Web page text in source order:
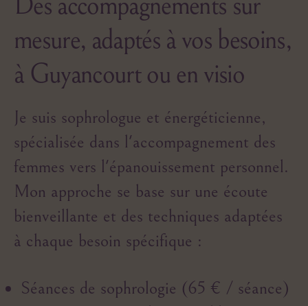
mesure, adaptés à vos besoins,
à Guyancourt ou en visio
Je suis sophrologue et énergéticienne,
spécialisée dans l'accompagnement des
femmes vers l'épanouissement personnel.
Mon approche se base sur une écoute
bienveillante et des techniques adaptées
à chaque besoin spécifique :
Séances de sophrologie (65 € / séance)